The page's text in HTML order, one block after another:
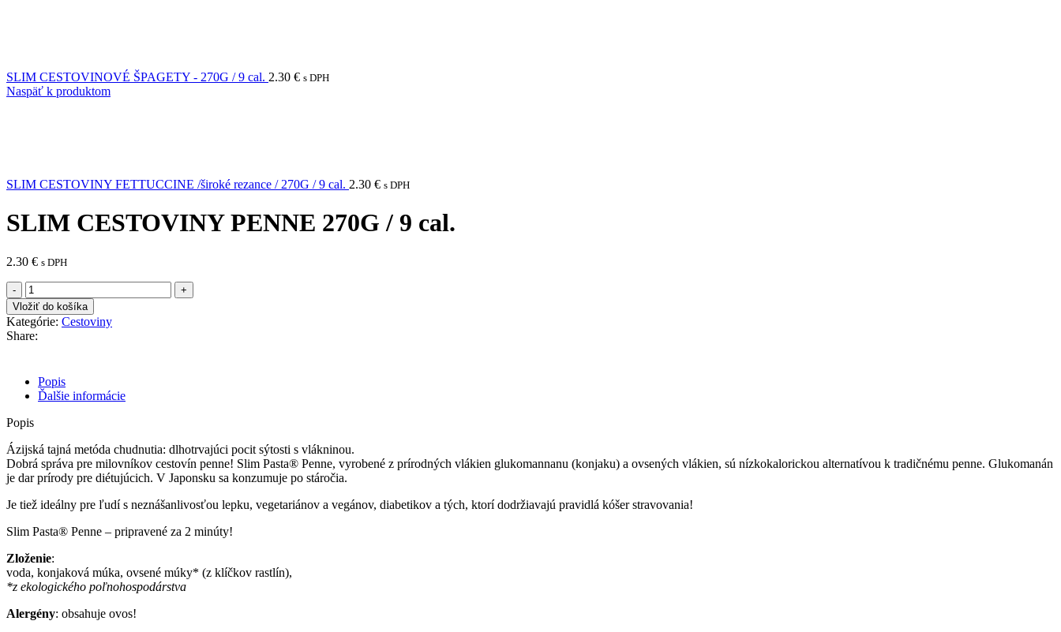
SLIM CESTOVINOVÉ ŠPAGETY - 270G / 9 cal. 2.30 € s DPH
Naspäť k produktom
SLIM CESTOVINY FETTUCCINE /široké rezance / 270G / 9 cal. 2.30 € s DPH
SLIM CESTOVINY PENNE 270G / 9 cal.
2.30 € s DPH
množstvo
SLIM
CESTOVINY
PENNE
270G
cal.
Vložiť do košíka
Kategórie: Cestoviny
Share:
Popis
Ďalšie informácie
Popis
Ázijská tajná metóda chudnutia: dlhotrvajúci pocit sýtosti s vlákninou.
Dobrá správa pre milovníkov cestovín penne! Slim Pasta® Penne, vyrobené z prírodných vlákien glukomannanu (konjaku) a ovsených vlákien, sú nízkokalorickou alternatívou k tradičnému penne. Glukomanán
je dar prírody pre diétujúcich. V Japonsku sa konzumuje po stáročia.
Je tiež ideálny pre ľudí s neznášanlivosťou lepku, vegetariánov a vegánov, diabetikov a tých, ktorí dodržiavajú pravidlá kóšer stravovania!
Slim Pasta® Penne – pripravené za 2 minúty!
Zloženie:
voda, konjaková múka, ovsené múky* (z klíčkov rastlín),
*z ekologického poľnohospodárstva
Alergény: obsahuje ovos!